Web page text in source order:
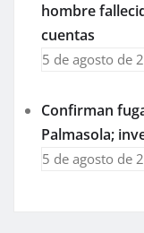
hombre
cuentas
5 de agosto de
Confirman
Palmasola;
5 de agosto de